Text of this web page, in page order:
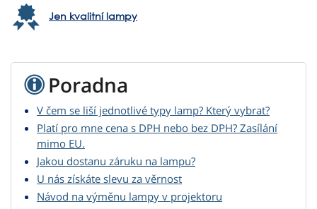
Jen kvalitní lampy
Poradna
V čem se liší jednotlivé typy lamp? Který vybrat?
Platí pro mne cena s DPH nebo bez DPH? Zasílání
mimo EU.
Jakou dostanu záruku na lampu?
U nás získáte slevu za věrnost
Návod na výměnu lampy v projektoru